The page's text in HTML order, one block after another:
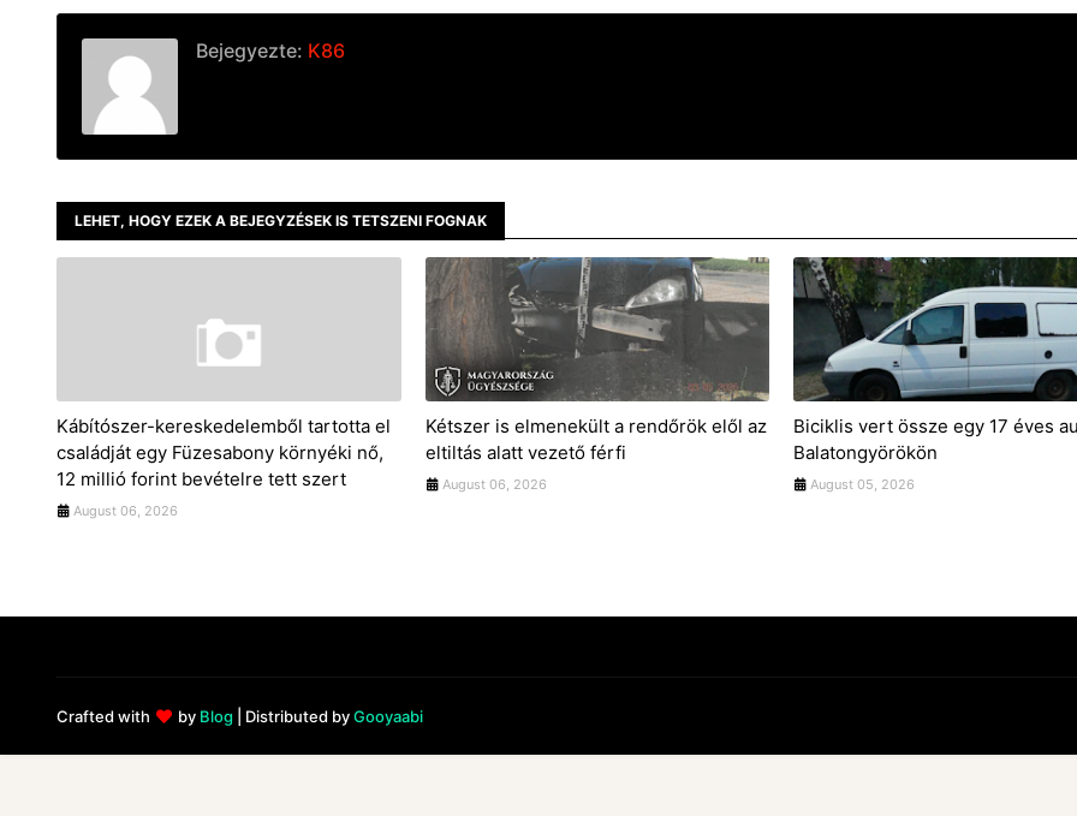
Bejegyezte: K86
LEHET, HOGY EZEK A BEJEGYZÉSEK IS TETSZENI FOGNAK
Kábítószer-kereskedelemből tartotta el
családját egy Füzesabony környéki nő,
12 millió forint bevételre tett szert
August 06, 2026
Kétszer is elmenekült a rendőrök elől az
eltiltás alatt vezető férfi
August 06, 2026
Biciklis vert össze egy 17 éves
Balatongyörökön
August 05, 2026
Crafted with by Blog | Distributed byGooyaabi